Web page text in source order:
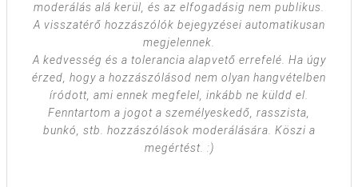
moderálás alá kerül, és az elfogadásig nem publikus.
A visszatérő hozzászólók bejegyzései automatikusan
megjelennek.
A kedvesség és a tolerancia alapvető errefelé. Ha úgy
érzed, hogy a hozzászólásod nem olyan hangvételben
íródott, ami ennek megfelel, inkább ne küldd el.
Fenntartom a jogot a személyeskedő, rasszista,
bunkó, stb. hozzászólások moderálására. Köszi a
megértést. :)